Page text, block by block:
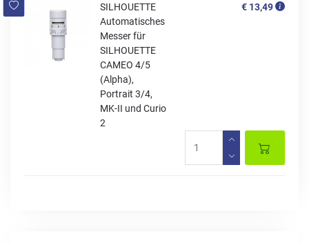
SILHOUETTE
Automatisches
Messer für
SILHOUETTE
CAMEO 4/5
(Alpha),
Portrait 3/4,
MK-II und Curio
2
€ 13,49